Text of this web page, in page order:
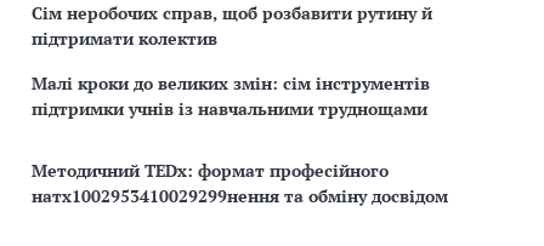
Сім неробочих справ, щоб розбавити рутину й
підтримати колектив
Малі кроки до великих змін: сім інструментів
підтримки учнів із навчальними труднощами
Методичний TEDx: формат професійного
натх1002953410029299нення та обміну досвідом